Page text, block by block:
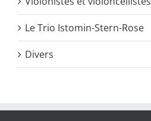
Le Trio Istomin-Stern-Rose
Divers